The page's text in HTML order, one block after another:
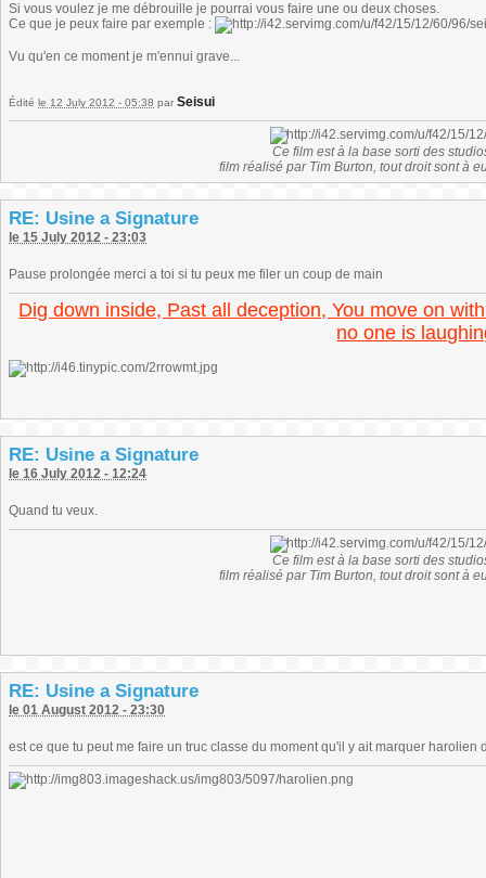
Si vous voulez je me débrouille je pourrai vous faire une ou deux choses.
Ce que je peux faire par exemple :
Vu qu'en ce moment je m'ennui grave...
Édité le 12 July 2012 - 05:38 par Seisui
Ce film est à la base sorti des
film réalisé par Tim Burton, tout droit sont à
RE: Usine a Signature
le 15 July 2012 - 23:03
Pause prolongée merci a toi si tu peux me filer un coup de main
Dig down inside, Past all deception, You move on
no one is
RE: Usine a Signature
le 16 July 2012 - 12:24
Quand tu veux.
Ce film est à la base sorti des
film réalisé par Tim Burton, tout droit sont à
RE: Usine a Signature
le 01 August 2012 - 23:30
est ce que tu peut me faire un truc classe du moment qu'il y ait marquer harolien